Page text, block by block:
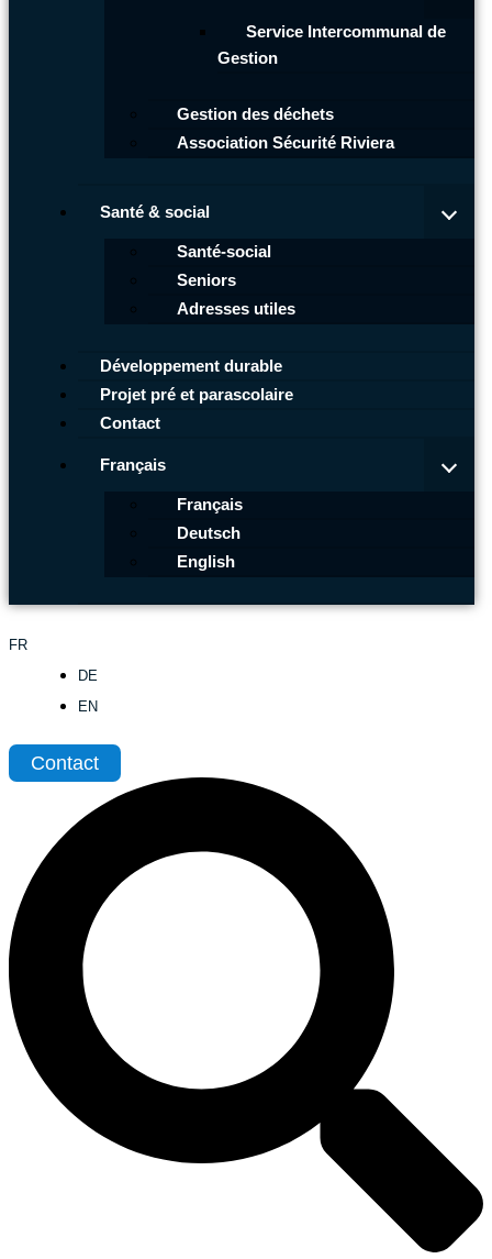
Service Intercommunal de
Gestion
Gestion des déchets
Association Sécurité Riviera
Santé & social
Santé-social
Seniors
Adresses utiles
Développement durable
Projet pré et parascolaire
Contact
Français
Français
Deutsch
English
FR
DE
EN
Contact